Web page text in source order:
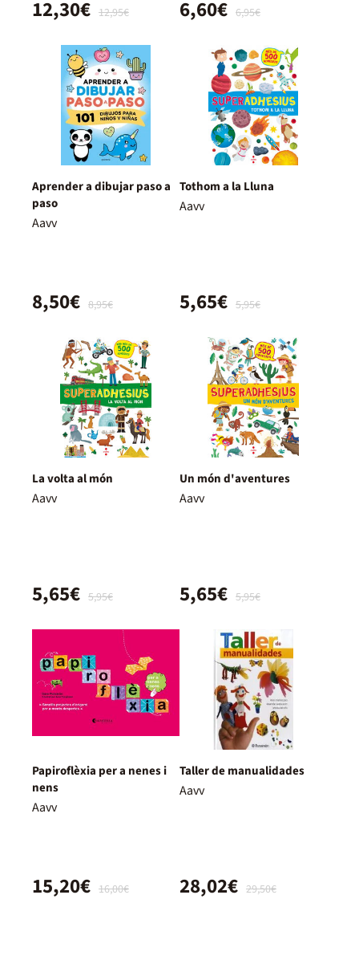
12,95€
12,30€ 6,95€
6,60€
Aprender a dibujar paso a
paso
Aavv
8,95€
8,50€
Tothom a la Lluna
Aavv
5,95€
5,65€
La volta al món
Aavv
5,95€
5,65€
Un món d'aventures
Aavv
5,95€
5,65€
Papiroflèxia per a nenes i
nens
Aavv
16,00€
15,20€
Taller de manualidades
Aavv
29,50€
28,02€